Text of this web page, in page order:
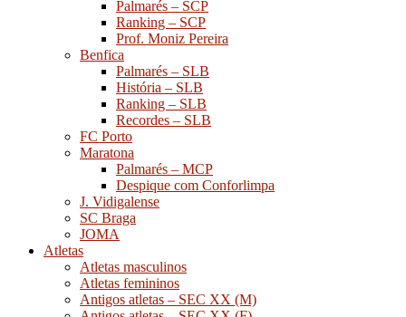
Palmarés – SCP
Ranking – SCP
Prof. Moniz Pereira
Benfica
Palmarés – SLB
História – SLB
Ranking – SLB
Recordes – SLB
FC Porto
Maratona
Palmarés – MCP
Despique com Conforlimpa
J. Vidigalense
SC Braga
JOMA
Atletas
Atletas masculinos
Atletas femininos
Antigos atletas – SEC XX (M)